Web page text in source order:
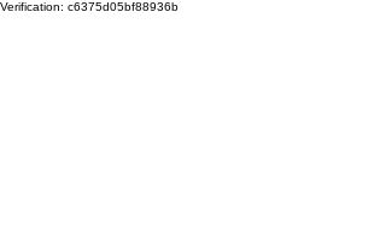
Verification: c6375d05bf88936b